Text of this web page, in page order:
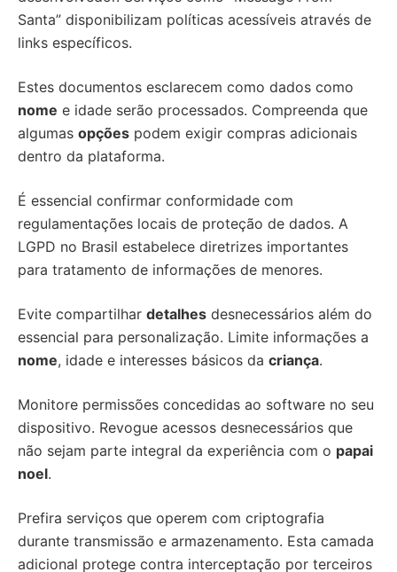
Santa” disponibilizam políticas acessíveis através de
links específicos.
Estes documentos esclarecem como dados como
nome e idade serão processados. Compreenda que
algumas opções podem exigir compras adicionais
dentro da plataforma.
É essencial confirmar conformidade com
regulamentações locais de proteção de dados. A
LGPD no Brasil estabelece diretrizes importantes
para tratamento de informações de menores.
Evite compartilhar detalhes desnecessários além do
essencial para personalização. Limite informações a
nome, idade e interesses básicos da criança.
Monitore permissões concedidas ao software no seu
dispositivo. Revogue acessos desnecessários que
não sejam parte integral da experiência com o papai
noel.
Prefira serviços que operem com criptografia
durante transmissão e armazenamento. Esta camada
adicional protege contra interceptação por terceiros